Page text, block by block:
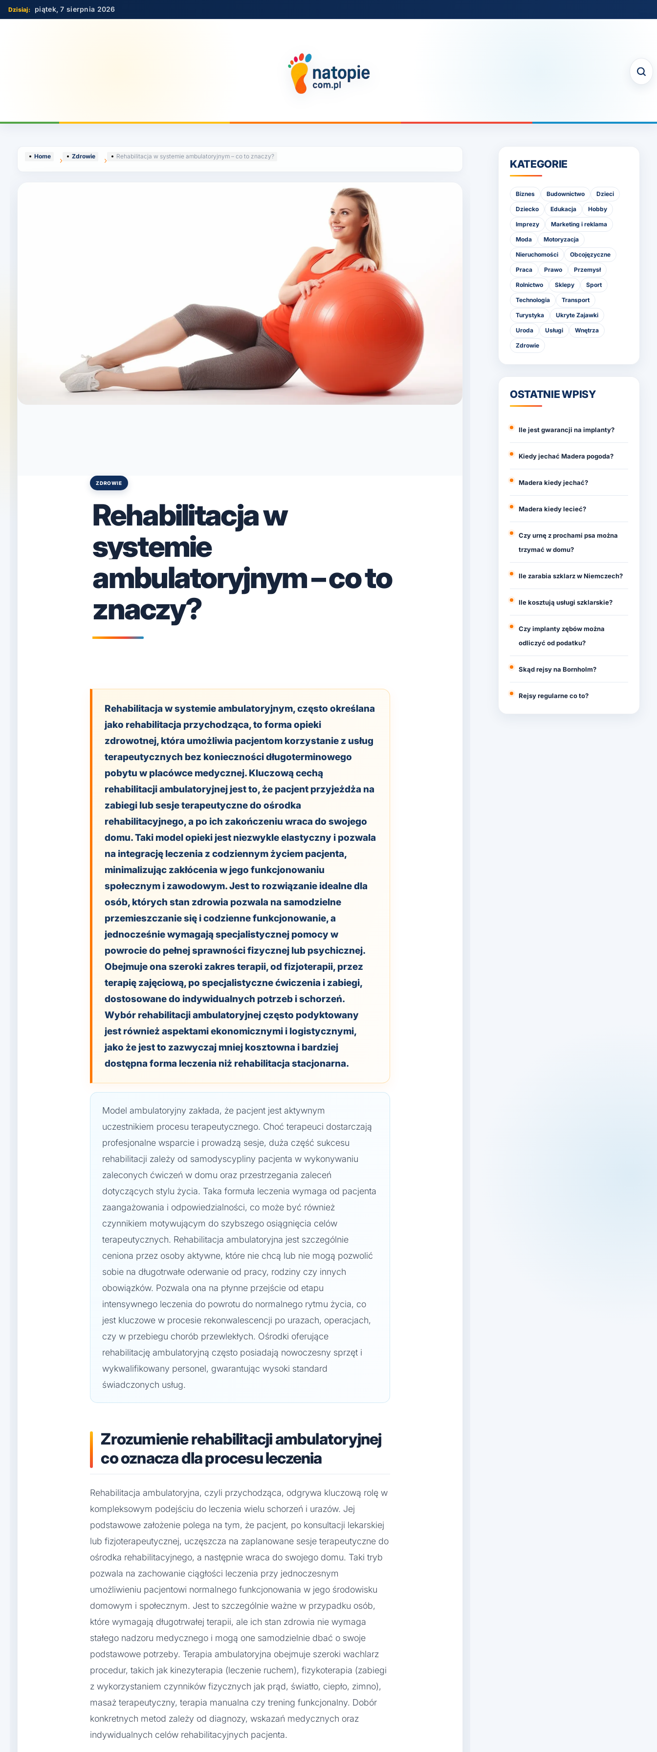
Skip
to
piątek, 7 sierpnia 2026
Home Zdrowie Rehabilitacja w systemie ambulatoryjnym – co to znaczy?
Posted
ZDROWIE
Rehabilitacja w
systemie
ambulatoryjnym – co to
znaczy?
Rehabilitacja w systemie ambulatoryjnym, często określana
jako rehabilitacja przychodząca, to forma opieki
zdrowotnej, która umożliwia pacjentom korzystanie z usług
terapeutycznych bez konieczności długoterminowego
pobytu w placówce medycznej. Kluczową cechą
rehabilitacji ambulatoryjnej jest to, że pacjent przyjeżdża na
zabiegi lub sesje terapeutyczne do ośrodka
rehabilitacyjnego, a po ich zakończeniu wraca do swojego
domu. Taki model opieki jest niezwykle elastyczny i pozwala
na integrację leczenia z codziennym życiem pacjenta,
minimalizując zakłócenia w jego funkcjonowaniu
społecznym i zawodowym. Jest to rozwiązanie idealne dla
osób, których stan zdrowia pozwala na samodzielne
przemieszczanie się i codzienne funkcjonowanie, a
jednocześnie wymagają specjalistycznej pomocy w
powrocie do pełnej sprawności fizycznej lub psychicznej.
Obejmuje ona szeroki zakres terapii, od fizjoterapii, przez
terapię zajęciową, po specjalistyczne ćwiczenia i zabiegi,
dostosowane do indywidualnych potrzeb i schorzeń.
Wybór rehabilitacji ambulatoryjnej często podyktowany
jest również aspektami ekonomicznymi i logistycznymi,
jako że jest to zazwyczaj mniej kosztowna i bardziej
dostępna forma leczenia niż rehabilitacja stacjonarna.
Model ambulatoryjny zakłada, że pacjent jest aktywnym
uczestnikiem procesu terapeutycznego. Choć terapeuci dostarczają
profesjonalne wsparcie i prowadzą sesje, duża część sukcesu
rehabilitacji zależy od samodyscypliny pacjenta w wykonywaniu
zaleconych ćwiczeń w domu oraz przestrzegania zaleceń
dotyczących stylu życia. Taka formuła leczenia wymaga od pacjenta
zaangażowania i odpowiedzialności, co może być również
czynnikiem motywującym do szybszego osiągnięcia celów
terapeutycznych. Rehabilitacja ambulatoryjna jest szczególnie
ceniona przez osoby aktywne, które nie chcą lub nie mogą pozwolić
sobie na długotrwałe oderwanie od pracy, rodziny czy innych
obowiązków. Pozwala ona na płynne przejście od etapu
intensywnego leczenia do powrotu do normalnego rytmu życia, co
jest kluczowe w procesie rekonwalescencji po urazach, operacjach,
czy w przebiegu chorób przewlekłych. Ośrodki oferujące
rehabilitację ambulatoryjną często posiadają nowoczesny sprzęt i
wykwalifikowany personel, gwarantując wysoki standard
świadczonych usług.
Zrozumienie rehabilitacji ambulatoryjnej
co oznacza dla procesu leczenia
Rehabilitacja ambulatoryjna, czyli przychodząca, odgrywa kluczową rolę w
kompleksowym podejściu do leczenia wielu schorzeń i urazów. Jej
podstawowe założenie polega na tym, że pacjent, po konsultacji lekarskiej
lub fizjoterapeutycznej, uczęszcza na zaplanowane sesje terapeutyczne do
ośrodka rehabilitacyjnego, a następnie wraca do swojego domu. Taki tryb
pozwala na zachowanie ciągłości leczenia przy jednoczesnym
umożliwieniu pacjentowi normalnego funkcjonowania w jego środowisku
domowym i społecznym. Jest to szczególnie ważne w przypadku osób,
które wymagają długotrwałej terapii, ale ich stan zdrowia nie wymaga
stałego nadzoru medycznego i mogą one samodzielnie dbać o swoje
podstawowe potrzeby. Terapia ambulatoryjna obejmuje szeroki wachlarz
procedur, takich jak kinezyterapia (leczenie ruchem), fizykoterapia (zabiegi
z wykorzystaniem czynników fizycznych jak prąd, światło, ciepło, zimno),
masaż terapeutyczny, terapia manualna czy trening funkcjonalny. Dobór
konkretnych metod zależy od diagnozy, wskazań medycznych oraz
indywidualnych celów rehabilitacyjnych pacjenta.
KATEGORIE
Biznes Budownictwo Dzieci
Dziecko Edukacja Hobby
Imprezy Marketing i reklama
Moda Motoryzacja
Nieruchomości Obcojęzyczne
Praca Prawo Przemysł
Rolnictwo Sklepy Sport
Technologia Transport
Turystyka Ukryte Zajawki
Uroda Usługi Wnętrza
Zdrowie
OSTATNIE WPISY
Ile jest gwarancji na implanty?
Kiedy jechać Madera pogoda?
Madera kiedy jechać?
Madera kiedy lecieć?
Czy urnę z prochami psa można
trzymać w domu?
Ile zarabia szklarz w Niemczech?
Ile kosztują usługi szklarskie?
Czy implanty zębów można
odliczyć od podatku?
Skąd rejsy na Bornholm?
Rejsy regularne co to?